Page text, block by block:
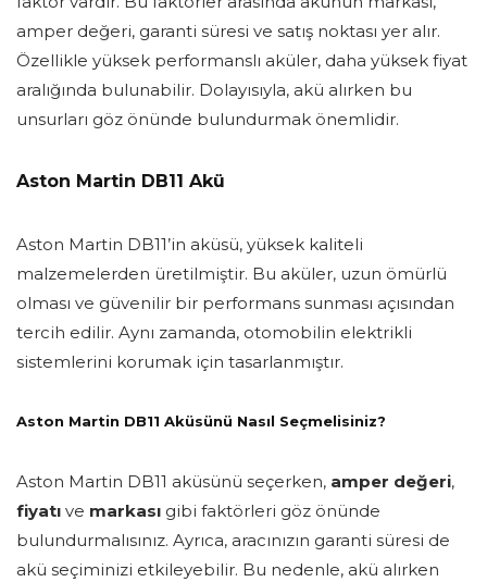
amper değeri, garanti süresi ve satış noktası yer alır.
Özellikle yüksek performanslı aküler, daha yüksek fiyat
aralığında bulunabilir. Dolayısıyla, akü alırken bu
unsurları göz önünde bulundurmak önemlidir.
Aston Martin DB11 Akü
Aston Martin DB11’in aküsü, yüksek kaliteli
malzemelerden üretilmiştir. Bu aküler, uzun ömürlü
olması ve güvenilir bir performans sunması açısından
tercih edilir. Aynı zamanda, otomobilin elektrikli
sistemlerini korumak için tasarlanmıştır.
Aston Martin DB11 Aküsünü Nasıl Seçmelisiniz?
Aston Martin DB11 aküsünü seçerken, amper değeri,
fiyatı ve markası gibi faktörleri göz önünde
bulundurmalısınız. Ayrıca, aracınızın garanti süresi de
akü seçiminizi etkileyebilir. Bu nedenle, akü alırken